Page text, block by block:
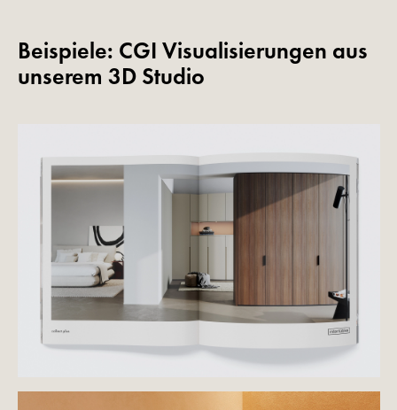
Beispiele: CGI Visualisierungen aus
unserem 3D Studio